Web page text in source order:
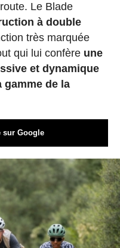
Le Blade
à double
très marquée
qui lui confère une
et dynamique
gamme de la
sur Google